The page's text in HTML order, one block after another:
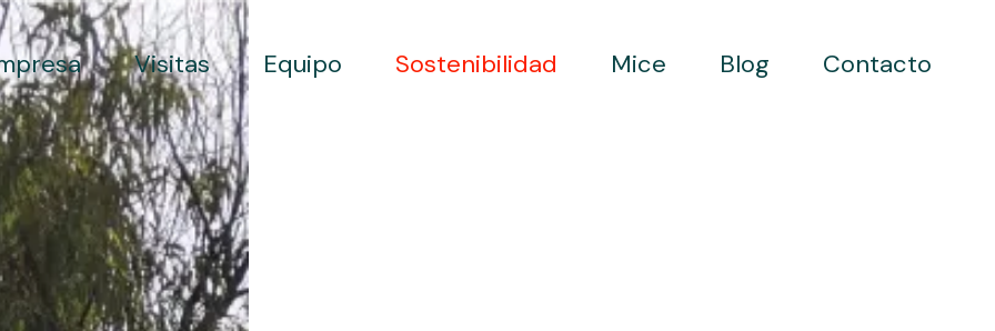
Visitas Equipo Sostenibilidad Mice Blog Contacto